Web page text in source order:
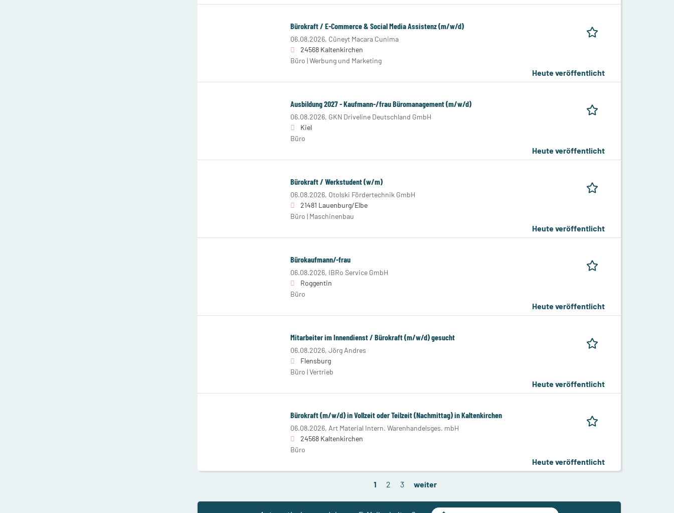
Bürokraft / E-Commerce & Social Media Assistenz (m/w/d)
06.08.2026, Cüneyt Macara Cunima
24568 Kaltenkirchen
Büro | Werbung und Marketing
Heute veröffentlicht
Ausbildung 2027 - Kaufmann-/frau Büromanagement (m/w/d)
06.08.2026, GKN Driveline Deutschland GmbH
Kiel
Büro
Heute veröffentlicht
Bürokraft / Werkstudent (w/m)
06.08.2026, Otolski Fördertechnik GmbH
21481 Lauenburg/Elbe
Büro | Maschinenbau
Heute veröffentlicht
Bürokaufmann/-frau
06.08.2026, IBRo Service GmbH
Roggentin
Büro
Heute veröffentlicht
Mitarbeiter im Innendienst / Bürokraft (m/w/d) gesucht
06.08.2026, Jörg Andres
Flensburg
Büro | Vertrieb
Heute veröffentlicht
Bürokraft (m/w/d) in Vollzeit oder Teilzeit (Nachmittag) in Kaltenkirchen
06.08.2026, Art Material Intern. Warenhandelsges. mbH
24568 Kaltenkirchen
Büro
Heute veröffentlicht
1 2 3 weiter